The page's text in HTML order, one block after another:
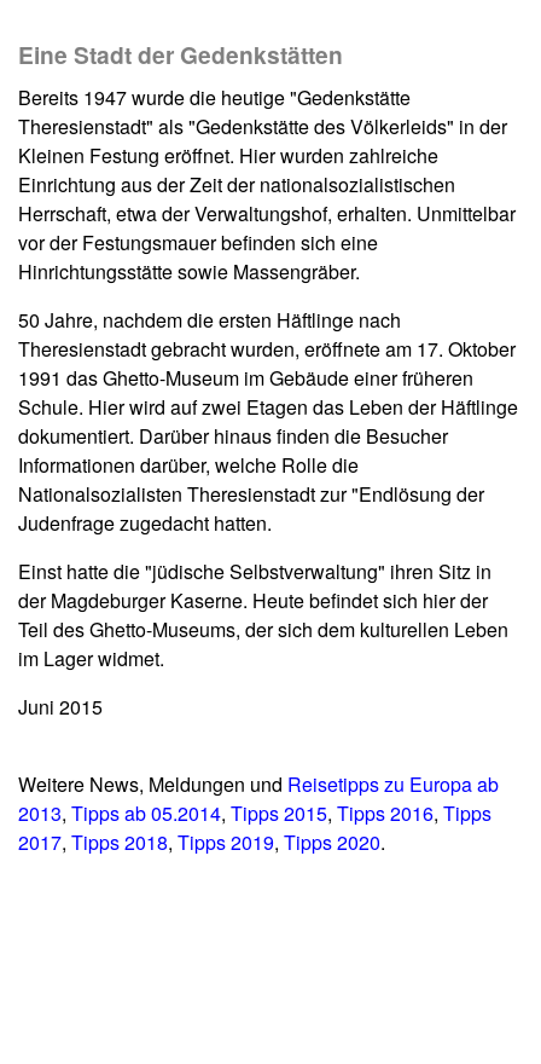
Eine Stadt der Gedenkstätten
Bereits 1947 wurde die heutige "Gedenkstätte
Theresienstadt" als "Gedenkstätte des Völkerleids" in der
Kleinen Festung eröffnet. Hier wurden zahlreiche
Einrichtung aus der Zeit der nationalsozialistischen
Herrschaft, etwa der Verwaltungshof, erhalten. Unmittelbar
vor der Festungsmauer befinden sich eine
Hinrichtungsstätte sowie Massengräber.
50 Jahre, nachdem die ersten Häftlinge nach
Theresienstadt gebracht wurden, eröffnete am 17. Oktober
1991 das Ghetto-Museum im Gebäude einer früheren
Schule. Hier wird auf zwei Etagen das Leben der Häftlinge
dokumentiert. Darüber hinaus finden die Besucher
Informationen darüber, welche Rolle die
Nationalsozialisten Theresienstadt zur "Endlösung der
Judenfrage zugedacht hatten.
Einst hatte die "jüdische Selbstverwaltung" ihren Sitz in
der Magdeburger Kaserne. Heute befindet sich hier der
Teil des Ghetto-Museums, der sich dem kulturellen Leben
im Lager widmet.
Juni 2015
Weitere News, Meldungen und Reisetipps zu Europa ab
2013, Tipps ab 05.2014, Tipps 2015, Tipps 2016, Tipps
2017, Tipps 2018, Tipps 2019, Tipps 2020.